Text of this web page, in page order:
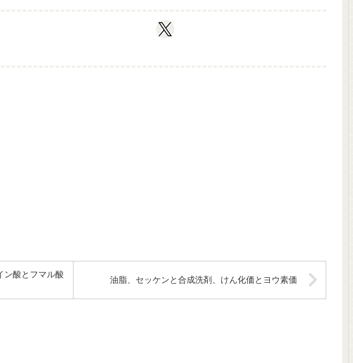
ン酸とフマル酸
油脂、セッケンと合成洗剤、けん化価とヨウ素価